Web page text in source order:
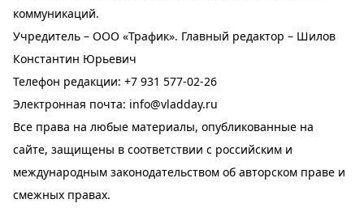
коммуникаций.
Учредитель – ООО «Трафик». Главный редактор – Шилов
Константин Юрьевич
Телефон редакции: +7 931 577-02-26
Электронная почта: info@vladday.ru
Все права на любые материалы, опубликованные на
сайте, защищены в соответствии с российским и
международным законодательством об авторском праве и
смежных правах.